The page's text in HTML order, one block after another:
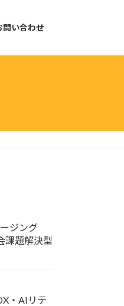
問い合わせ
ージング
課題解決型
・AIリテ